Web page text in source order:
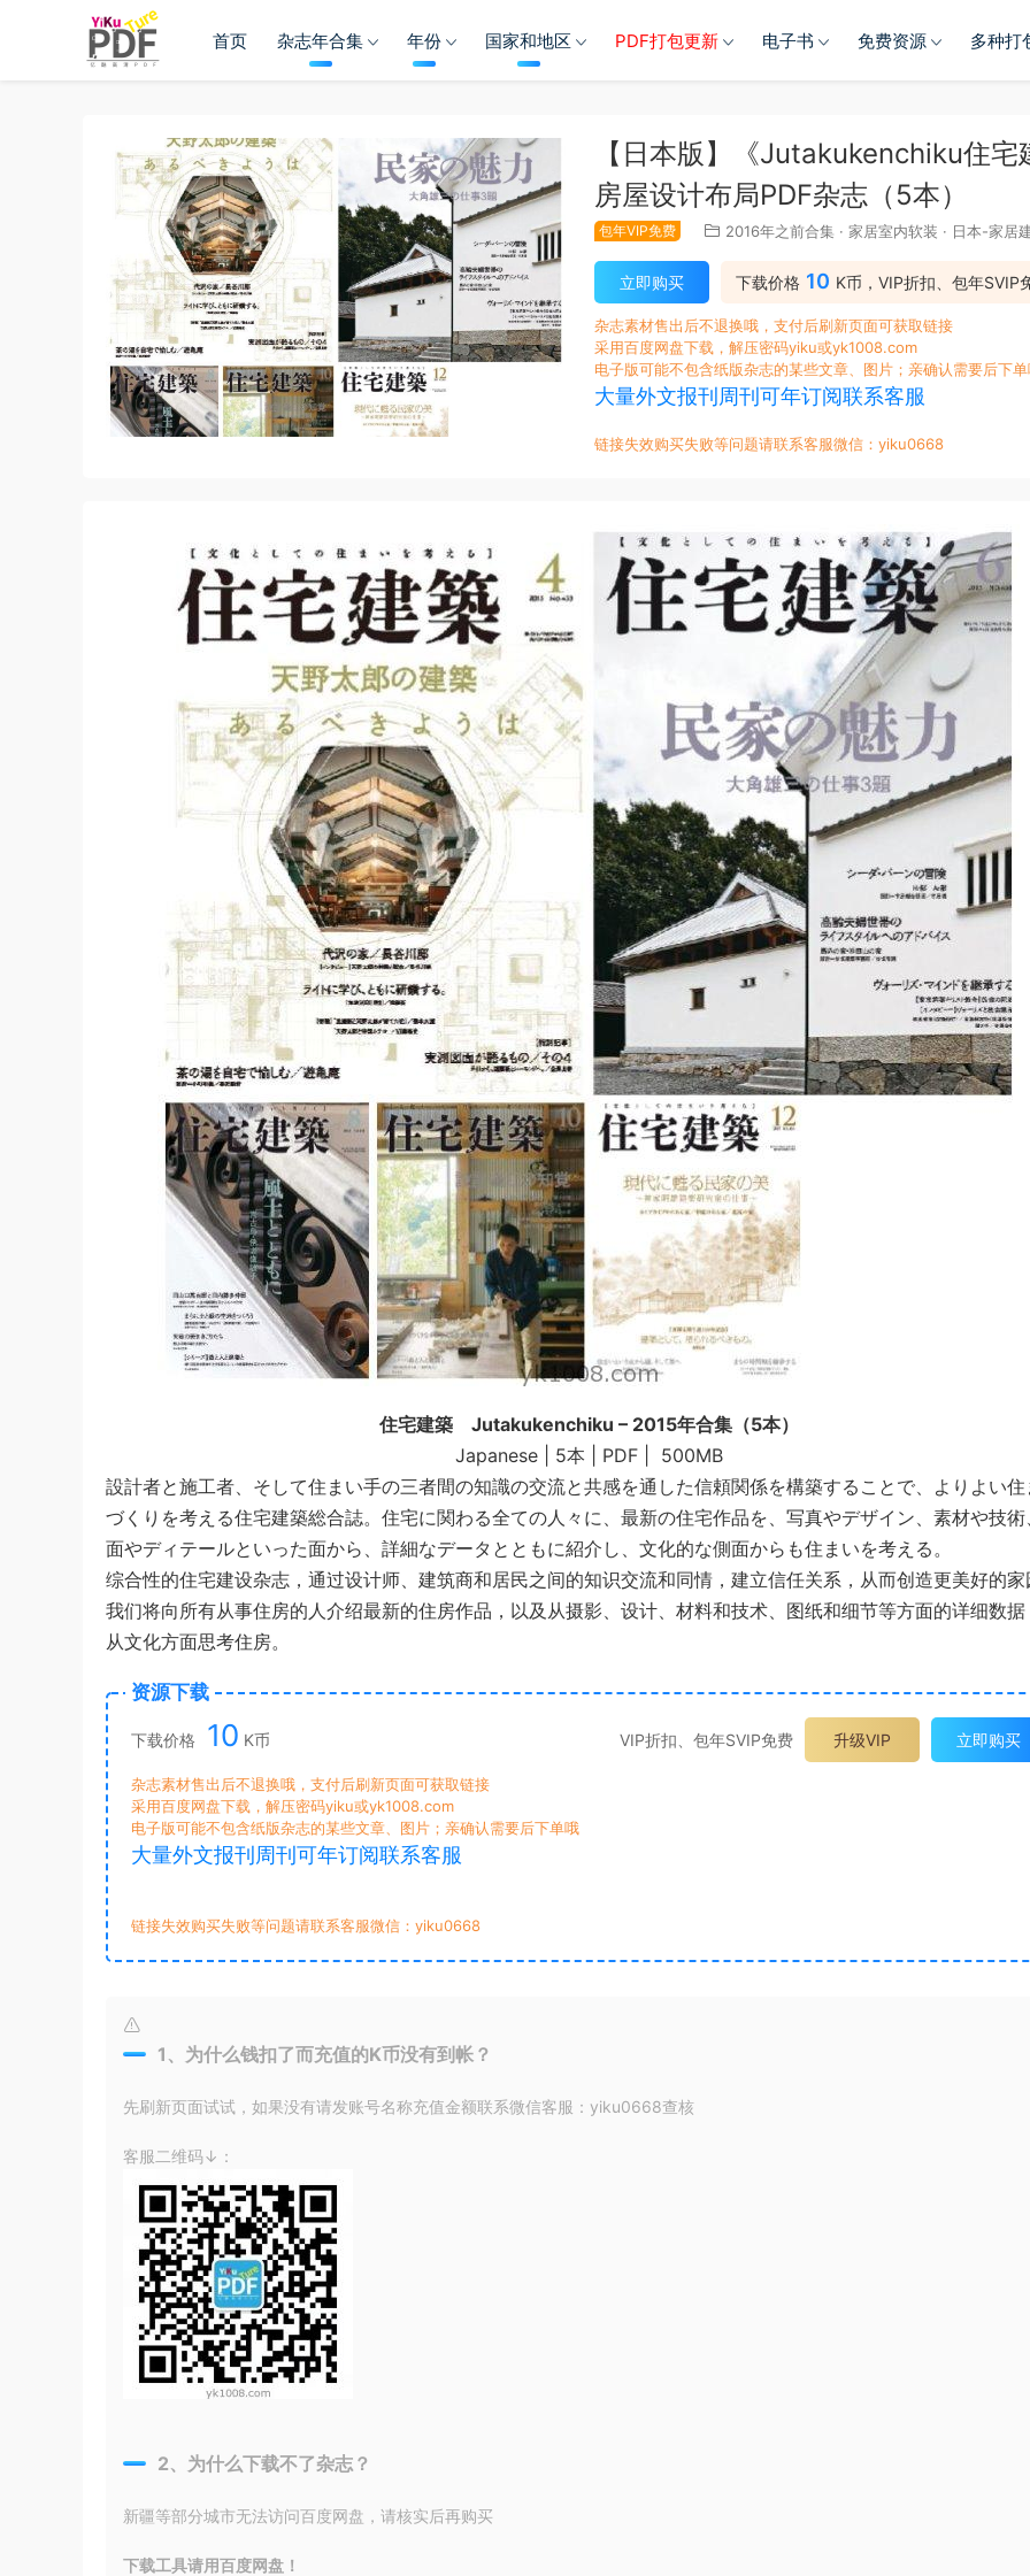
首页 杂志年合集 年份 国家和地区 PDF打包更新 电子书 免费资源 多种打
【日本版】《Jutakukenchiku住
房屋设计布局PDF杂志（5本）
包年VIP免费 2016年之前合集 · 家居室内软装 · 日本-家居
下载价格 10 K币，VIP折扣、包年SVIP
立即购买
杂志素材售出后不退换哦，支付后刷新页面可获取链接
采用百度网盘下载，解压密码yiku或yk1008.com
电子版可能不包含纸版杂志的某些文章、图片；亲确认需要后下
大量外文报刊周刊可年订阅联系客服
链接失效购买失败等问题请联系客服微信：yiku0668
住宅建築 Jutakukenchiku – 2015年合集（5本）
Japanese | 5本 | PDF | 500MB
設計者と施工者、そして住まい手の三者間の知識の交流と共感を通した信頼関係を構築することで、よりよい住
づくりを考える住宅建築総合誌。住宅に関わる全ての人々に、最新の住宅作品を、写真やデザイン、素材や技術
面やディテールといった面から、詳細なデータとともに紹介し、文化的な側面からも住まいを考える。
综合性的住宅建设杂志，通过设计师、建筑商和居民之间的知识交流和同情，建立信任关系，从而创造更美好的家
我们将向所有从事住房的人介绍最新的住房作品，以及从摄影、设计、材料和技术、图纸和细节等方面的详细数据
从文化方面思考住房。
资源下载
下载价格 10 K币 VIP折扣、包年SVIP免费 升级VIP 立即购买
杂志素材售出后不退换哦，支付后刷新页面可获取链接
采用百度网盘下载，解压密码yiku或yk1008.com
电子版可能不包含纸版杂志的某些文章、图片；亲确认需要后下单哦
大量外文报刊周刊可年订阅联系客服
链接失效购买失败等问题请联系客服微信：yiku0668
1、为什么钱扣了而充值的K币没有到帐？
先刷新页面试试，如果没有请发账号名称充值金额联系微信客服：yiku0668查核
客服二维码↓：
2、为什么下载不了杂志？
新疆等部分城市无法访问百度网盘，请核实后再购买
下载工具请用百度网盘！